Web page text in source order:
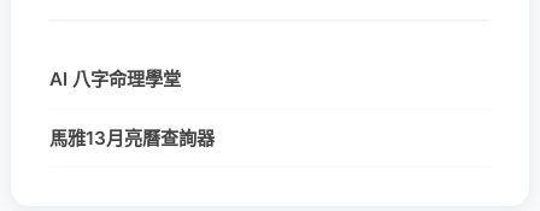
AI 八字命理學堂
馬雅13月亮曆查詢器